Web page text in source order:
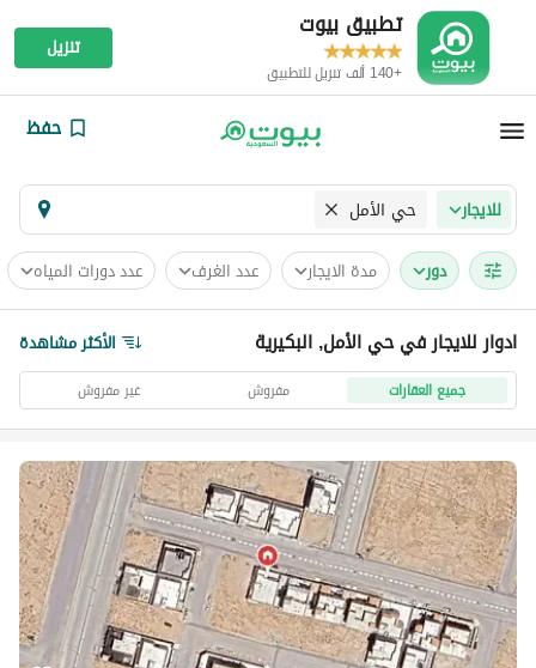
تطبيق بيوت
+140 ألف تنزيل للتطبيق
تنزيل
حفظ
للايجار حي الأمل
دور مدة الايجار عدد الغرف عدد دورات المياه
ادوار للايجار في حي الأمل, البكيرية الأكثر مشاهدة
جميع العقارات مفروش غير مفروش